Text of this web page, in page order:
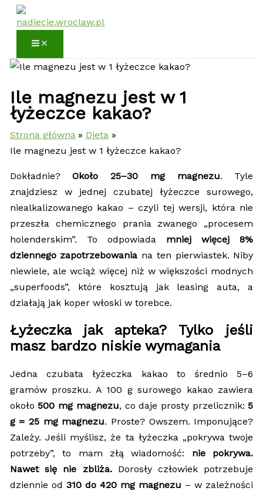
Przejdź
Ile magnezu jest w 1
łyżeczce kakao?
Strona główna
Dieta
Ile magnezu jest w 1 łyżeczce kakao?
Dokładnie?Około 25–30 mg magnezu. Tyle
znajdziesz w jednej czubatej łyżeczce surowego,
niealkalizowanego kakao – czyli tej wersji, która nie
przeszła chemicznego prania zwanego „procesem
holenderskim”. To odpowiada mniej więcej 8%
dziennego zapotrzebowania na ten pierwiastek. Niby
niewiele, ale wciąż więcej niż w większości modnych
„superfoods”, które kosztują jak leasing auta, a
działają jak koper włoski w torebce.
Łyżeczka jak apteka? Tylko jeśli
masz bardzo niskie wymagania
Jedna czubata łyżeczka kakao to średnio 5–6
gramów proszku. A 100 g surowego kakao zawiera
około 500 mg magnezu, co daje prosty przelicznik: 5
g = 25 mg magnezu. Proste? Owszem. Imponujące?
Zależy. Jeśli myślisz, że ta łyżeczka „pokrywa twoje
potrzeby”, to mam złą wiadomość: nie pokrywa.
Nawet się nie zbliża.Dorosły człowiek potrzebuje
dziennie od 310 do 420 mg magnezu – w zależności